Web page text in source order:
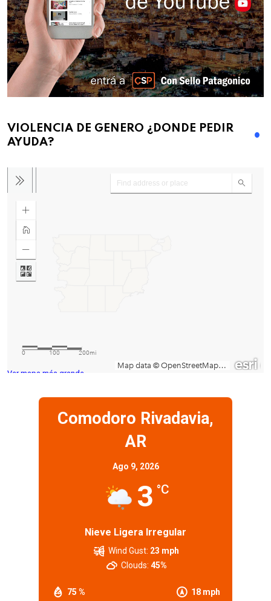
VIOLENCIA DE GENERO ¿DONDE PEDIR
AYUDA?
Ver mapa más grande
Comodoro Rivadavia,
AR
Ago 9, 2026
3 °C
Nieve Ligera Irregular
75 % 18 mph
Wind Gust: 23 mph
Clouds: 45%